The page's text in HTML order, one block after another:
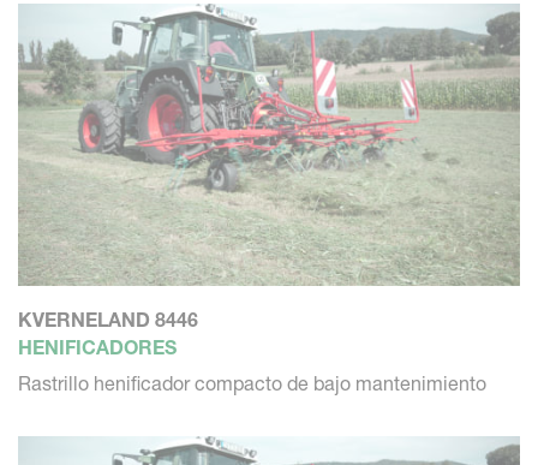
KVERNELAND 8446
HENIFICADORES
Rastrillo henificador compacto de bajo mantenimiento